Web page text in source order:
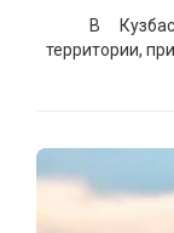
В
территории,